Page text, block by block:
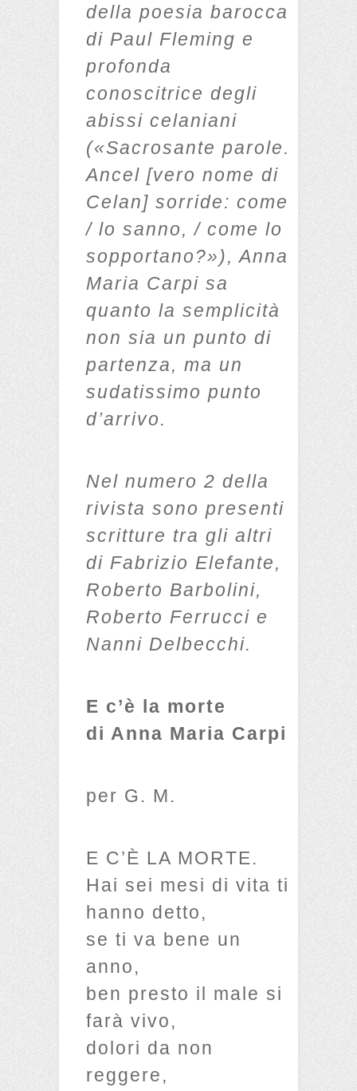
della poesia barocca
di Paul Fleming e
profonda
conoscitrice degli
abissi celaniani
(«Sacrosante parole.
Ancel [vero nome di
Celan] sorride: come
/ lo sanno, / come lo
sopportano?»), Anna
Maria Carpi sa
quanto la semplicità
non sia un punto di
partenza, ma un
sudatissimo punto
d’arrivo.
Nel numero 2 della
rivista sono presenti
scritture tra gli altri
di Fabrizio Elefante,
Roberto Barbolini,
Roberto Ferrucci e
Nanni Delbecchi.
E c’è la morte
di Anna Maria Carpi
per G. M.
E C’È LA MORTE.
Hai sei mesi di vita ti
hanno detto,
se ti va bene un
anno,
ben presto il male si
farà vivo,
dolori da non
reggere,